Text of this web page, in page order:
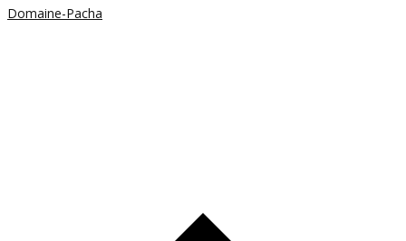
Domaine-Pacha